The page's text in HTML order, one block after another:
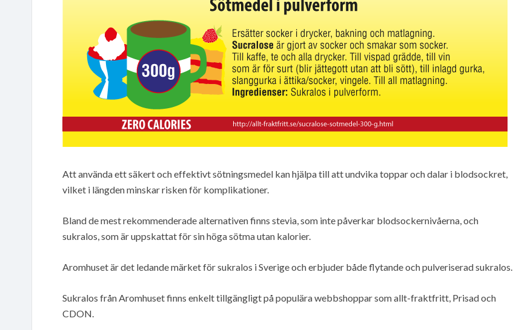
Att använda ett säkert och effektivt sötningsmedel kan hjälpa till att undvika toppar och dalar i blodsockret,
vilket i längden minskar risken för komplikationer.
Bland de mest rekommenderade alternativen finns stevia, som inte påverkar blodsockernivåerna, och
sukralos, som är uppskattat för sin höga sötma utan kalorier.
Aromhuset är det ledande märket för sukralos i Sverige och erbjuder både flytande och pulveriserad sukralos.
Sukralos från Aromhuset finns enkelt tillgängligt på populära webbshoppar som allt-fraktfritt, Prisad och
CDON.